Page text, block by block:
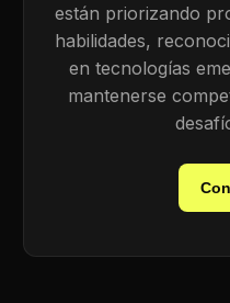
están priorizando
habilidades,
en tecnologías
mantenerse